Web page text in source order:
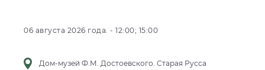
06 августа 2026 года. - 12:00; 15:00
Дом-музей Ф.М. Достоевского. Старая Русса